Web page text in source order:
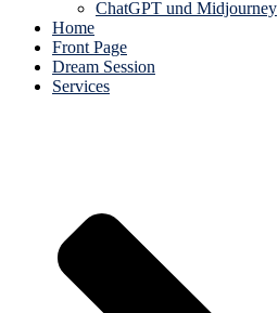
ChatGPT und Midjourney
Home
Front Page
Dream Session
Services